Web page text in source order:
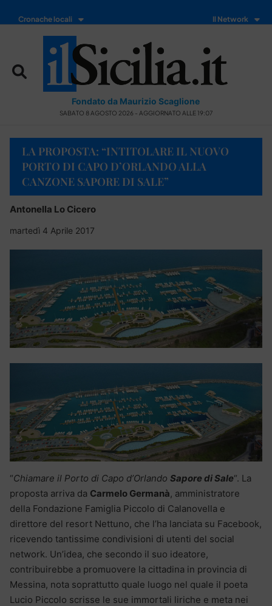
Cronache locali Il Network
Fondato da Maurizio Scaglione
SABATO 8 AGOSTO 2026 - AGGIORNATO ALLE 19:07
LA PROPOSTA: “INTITOLARE IL NUOVO
PORTO DI CAPO D’ORLANDO ALLA
CANZONE SAPORE DI SALE”
Antonella Lo Cicero
martedì 4 Aprile 2017
“Chiamare il Porto di Capo d’Orlando Sapore di Sale“. La
proposta arriva da Carmelo Germanà, amministratore
della Fondazione Famiglia Piccolo di Calanovella e
direttore del resort Nettuno, che l’ha lanciata su Facebook,
ricevendo tantissime condivisioni di utenti del social
network. Un’idea, che secondo il suo ideatore,
contribuirebbe a promuovere la cittadina in provincia di
Messina, nota soprattutto quale luogo nel quale il poeta
Lucio Piccolo scrisse le sue immortali liriche e meta nei